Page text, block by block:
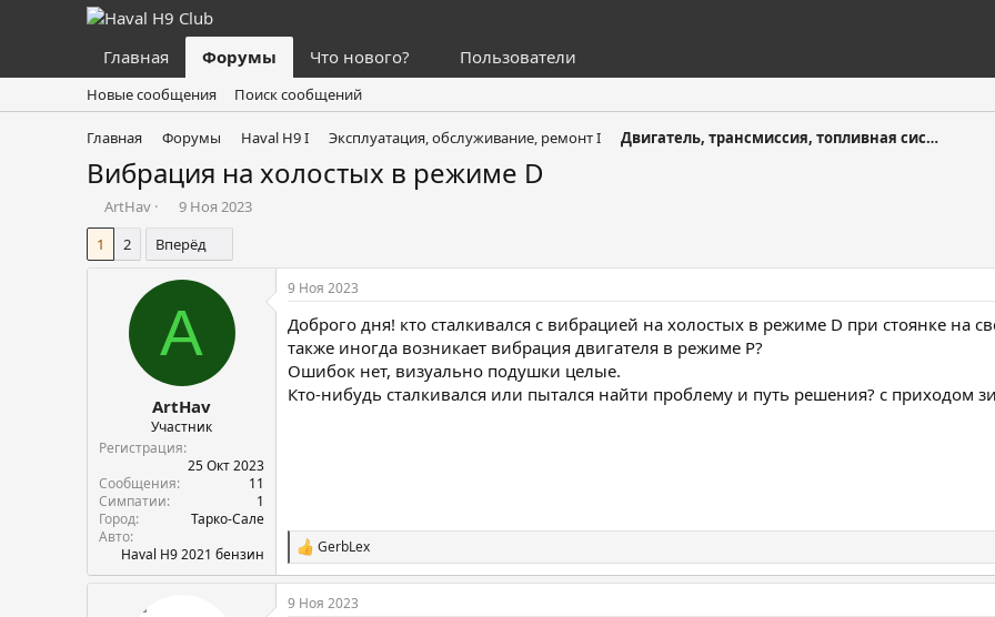
Главная Форумы Что нового? Пользователи
Новые сообщения Поиск сообщений
Главная Форумы Haval H9 I Эксплуатация, обслуживание, ремонт I Двигатель, трансмиссия, топливная система I
Вибрация на холостых в режиме D
А
в
о
ArtHav
Д
т
а
н
ч
а
а
9 Ноя 2023
1
2 Вперёд
A
ArtHav
Участник
Регистрация
25 Окт 2023
Сообщения
11
Симпатии
1
Город
Тарко-Сале
Авто
Haval H9 2021 бензин
9 Ноя 2023
Доброго дня! кто сталкивался с вибрацией на холостых в режиме D при стоянке на
также иногда возникает вибрация двигателя в режиме Р?
Ошибок нет, визуально подушки целые.
Кто-нибудь сталкивался или пытался найти проблему и путь решения? с приходом
С
и
м
п
GerbLex
9 Ноя 2023